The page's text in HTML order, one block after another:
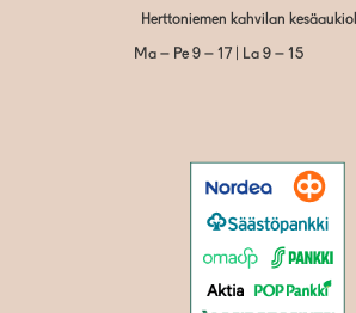
Herttoniemen kahvilan
Ma – Pe 9 – 17 | La 9 – 15